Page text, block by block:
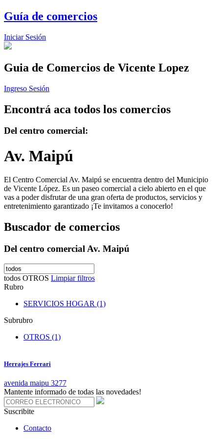
Guía de comercios
Iniciar Sesión
Guia de Comercios de Vicente Lopez
Ingreso Sesión
Encontrá aca todos los comercios
Del centro comercial:
Av. Maipú
El Centro Comercial Av. Maipú se encuentra dentro del Municipio
de Vicente López. Es un paseo comercial a cielo abierto en el que
vas a poder disfrutar de una gran oferta de productos, servicios y
entretenimiento garantizado ¡Te invitamos a conocerlo!
Buscador de comercios
Del centro comercial Av. Maipú
todos OTROS Limpiar filtros
Rubro
SERVICIOS HOGAR (1)
Subrubro
OTROS (1)
Herrajes Ferrari
avenida maipu 3277
Mantente informado de todas las novedades!
Suscribite
Contacto